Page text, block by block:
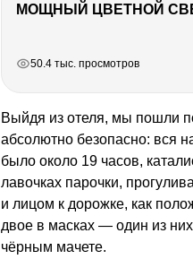
МОЩНЫЙ ЦВЕТНОЙ СВЕТ
50.4 тыс. просмотров
Выйдя из отеля, мы пошли
абсолютно безопасно: вся
было около 19 часов,
лавочках парочки,
и лицом к дорожке, как
двое в масках — один из
чёрным мачете.